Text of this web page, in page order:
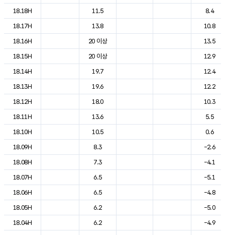
18.18H
11.5
8.4
18.17H
13.8
10.8
18.16H
20 이상
13.5
18.15H
20 이상
12.9
18.14H
19.7
12.4
18.13H
19.6
12.2
18.12H
18.0
10.3
18.11H
13.6
5.5
18.10H
10.5
0.6
18.09H
8.3
-2.6
18.08H
7.3
-4.1
18.07H
6.5
-5.1
18.06H
6.5
-4.8
18.05H
6.2
-5.0
18.04H
6.2
-4.9